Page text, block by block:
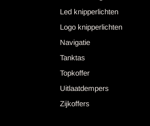
Led knipperlichten
Logo knipperlichten
Navigatie
Tanktas
Topkoffer
Uitlaatdempers
Zijkoffers